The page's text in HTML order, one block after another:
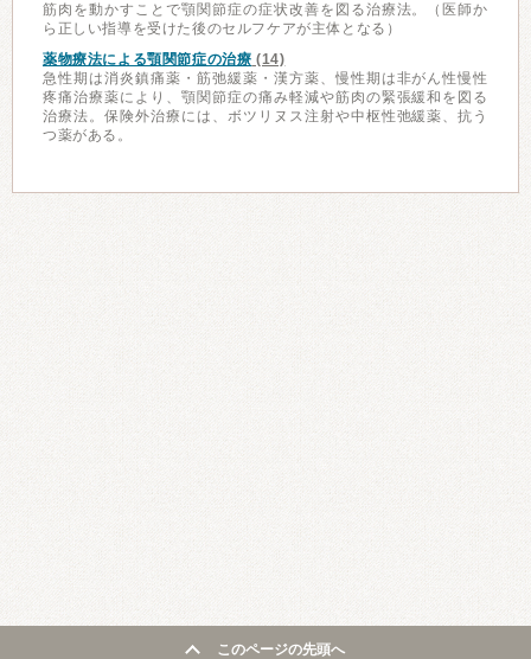
筋肉を動かすことで顎関節症の症状改善を図る治療法。（医師か
ら正しい指導を受けた後のセルフケアが主体となる）
薬物療法による顎関節症の治療 (14)
急性期は消炎鎮痛薬・筋弛緩薬・漢方薬、慢性期は非がん性慢性
疼痛治療薬により、顎関節症の痛み軽減や筋肉の緊張緩和を図る
治療法。保険外治療には、ボツリヌス注射や中枢性弛緩薬、抗う
つ薬がある。
このページの先頭へ